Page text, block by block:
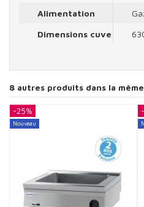
Alimentation
Dimensions cuve
8 autres produits dans la
-25%
Nouveau